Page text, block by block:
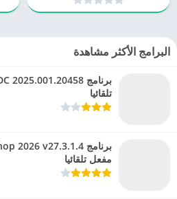
البرامج الأكثر مشاهدة
تلقائيا
مفعل تلقائيا